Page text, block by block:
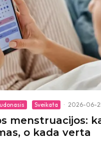
Sveikata · 2026-06-
menstruacijos:
o kada verta